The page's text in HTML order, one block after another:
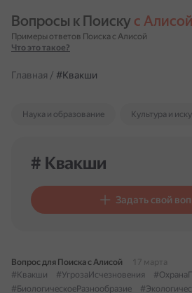
Вопросы к Поиску с Алисой
Примеры ответов Поиска с Алисой
Что это такое?
Главная / #Квакши
Наука и образование Культура и
# Квакши
Задать свой
Вопрос для Поиска с Алисой
17 марта
#Квакши
#УгрозаИсчезновения
#БиологическоеРазнообразие